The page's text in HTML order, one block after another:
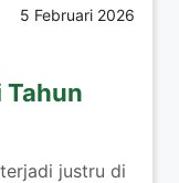
5 Februari 2026
Tahun
justru di